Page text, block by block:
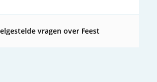
vragen over Feest